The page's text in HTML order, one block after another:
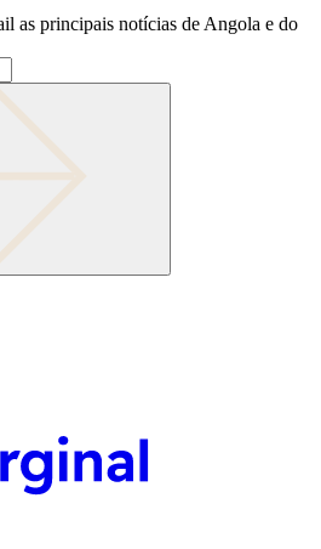
as principais notícias de Angola e do